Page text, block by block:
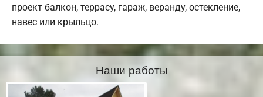
проект балкон, террасу, гараж, веранду, остекление,
навес или крыльцо.
Наши работы